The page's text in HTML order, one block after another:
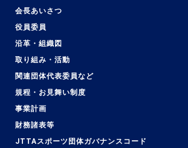
会長あいさつ
役員委員
沿革・組織図
取り組み・活動
関連団体代表委員など
規程・お見舞い制度
事業計画
財務諸表等
JTTAスポーツ団体ガバナンスコード